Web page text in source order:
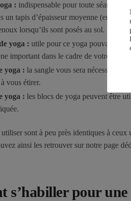
: indispensable pour toute séance de
un tapis d’épaisseur moyenne (environ
lorsqu’ils sont posés au sol.
yoga : utile pour ce yoga pouvant
important dans le cadre de votre
yoga : la sangle vous sera nécessaire si
vous étirer.
yoga : les blocs de yoga peuvent être
utiliser sont à peu près identiques à ceux
ainsi les retrouver sur notre page
s’habiller pour une